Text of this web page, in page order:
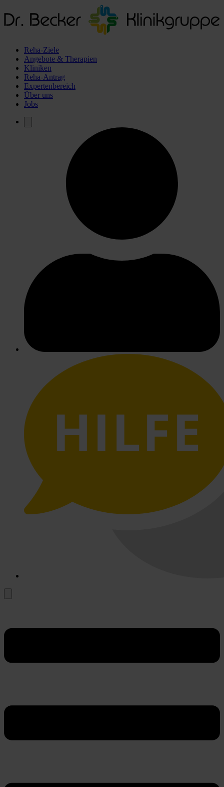
Reha-Ziele
Angebote & Therapien
Kliniken
Reha-Antrag
Expertenbereich
Über uns
Jobs
HILFE